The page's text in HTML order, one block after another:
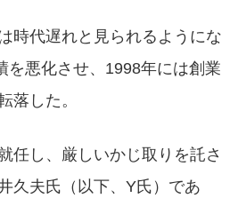
時代遅れと見られるようにな
を悪化させ、1998年には創業
落した。
任し、厳しいかじ取りを託さ
久夫氏（以下、Y氏）であ